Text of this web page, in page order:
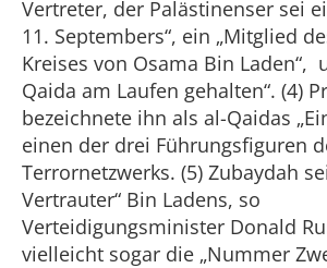
Vertreter, der Palästinenser sei
11. Septembers“, ein „Mitglied
Kreises von Osama Bin Laden“,
Qaida am Laufen gehalten“. (4)
bezeichnete ihn als al-Qaidas
einen der drei Führungsfiguren
Terrornetzwerks. (5) Zubaydah
Vertrauter“ Bin Ladens, so
Verteidigungsminister Donald
vielleicht sogar die „Nummer